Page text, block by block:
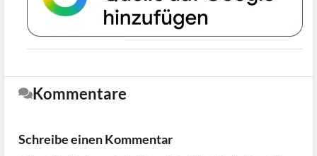
Kommentare
Schreibe einen Kommentar